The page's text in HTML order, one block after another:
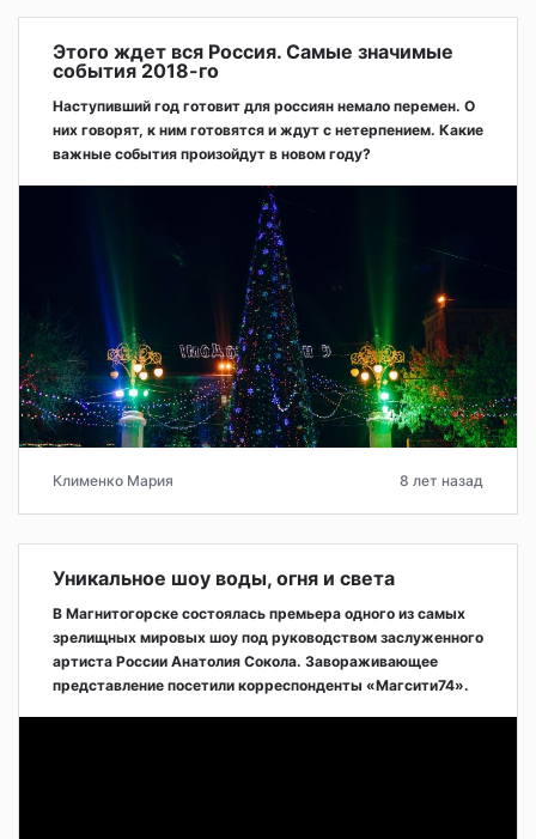
Этого ждет вся Россия. Самые значимые
события 2018-го
Наступивший год готовит для россиян немало перемен. О
них говорят, к ним готовятся и ждут с нетерпением. Какие
важные события произойдут в новом году?
Клименко Мария 8 лет назад
Уникальное шоу воды, огня и света
В Магнитогорске состоялась премьера одного из самых
зрелищных мировых шоу под руководством заслуженного
артиста России Анатолия Сокола. Завораживающее
представление посетили корреспонденты «Магсити74».